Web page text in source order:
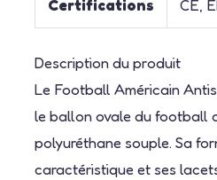
Certifications CE,
Description du produit
Le Football Américain
le ballon ovale du football
polyuréthane souple. Sa
caractéristique et ses